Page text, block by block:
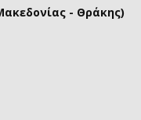
- Θράκης)